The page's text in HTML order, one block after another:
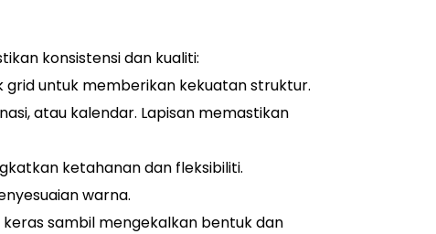
konsistensi dan kualiti:
grid untuk memberikan kekuatan struktur.
atau kalendar. Lapisan memastikan
ketahanan dan fleksibiliti.
warna.
sambil mengekalkan bentuk dan